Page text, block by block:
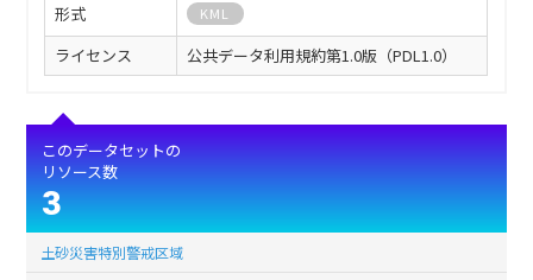
形式
KML
ライセンス 公共データ利用規約第1.0版（PDL1.0）
このデータセットの
リソース数
3
土砂災害特別警戒区域